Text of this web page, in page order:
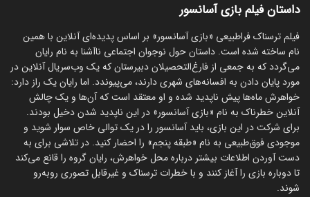
داستان فیلم بازی آسانسور
فیلم ترسناک فراطبیعی «بازی آسانسور» بر اساس پدیده‌ای آنلاین با همین
نام ساخته شده است. داستان حول نوجوان اجتماعی نا‌آشنا به نام رایان
می‌گردد که به جمعی از فارغ‌التحصیلان دبیرستان که یک وب‌سریال آنلاین در
مورد پایان دادن به افسانه‌های شهری دارند، می‌پیوندد. اما رایان یک راز دارد:
خواهرش ماه‌ها پیش ناپدید شده و او معتقد است که آن‌ها و یک چالش
آنلاین خطرناک به نام «بازی آسانسور» در این ناپدید شدن دخیل بودند.
برای شرکت در این بازی، باید آسانسور را در یک توالی خاص سوار شوید و
موجودی فوق‌طبیعی به نام «طبقه پنجم» را احضار کنید. در تلاشی برای به
دست آوردن اطلاعات بیشتر درباره محل خواهرش، رایان گروه را قانع می‌کند
تا دوباره بازی را آغاز کنند و با خطرات ترسناک و غیرقابل تصوری روبه‌رو
شوند.